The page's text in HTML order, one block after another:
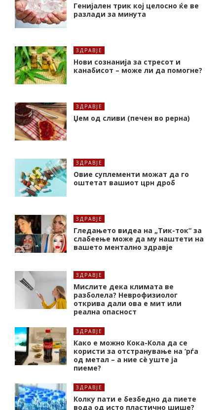
Генијален трик кој целосно ќе ве
разлади за минута
ЗДРАВЈЕ
Нови сознанија за стресот и
канабисот – може ли да помогне?
ЗДРАВЈЕ
Џем од сливи (печен во рерна)
ЗДРАВЈЕ
Oвие суплементи можат да го
оштетат вашиот црн дроб
ЗДРАВЈЕ
Гледањето видеа на „Тик-ток“ за
слабеење може да му наштети на
вашето ментално здравје
ЗДРАВЈЕ
Мислите дека климата ве
разболела? Неврофизиолог
открива дали ова е мит или
реална опасност
ЗДРАВЈЕ
Како е можно Кока-Кола да се
користи за отстранување на ‘рѓа
од метал – а ние сè уште ја
пиеме?
ЗДРАВЈЕ
Колку пати е безбедно да пиете
вода од исто пластично шише?